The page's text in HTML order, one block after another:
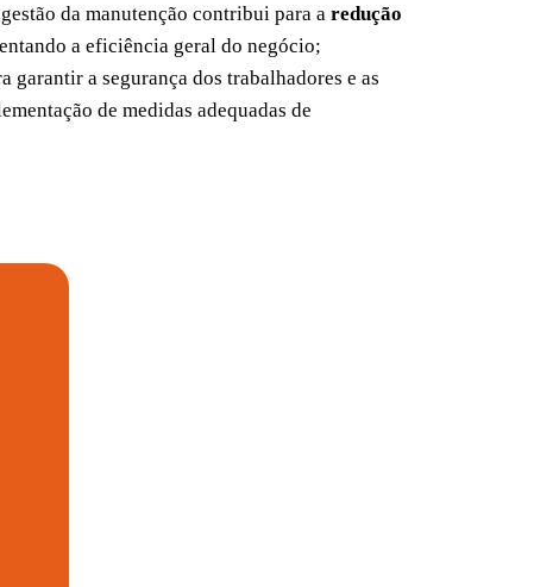
da manutenção contribui para a redução
a eficiência geral do negócio;
garantir a segurança dos trabalhadores e as
de medidas adequadas de